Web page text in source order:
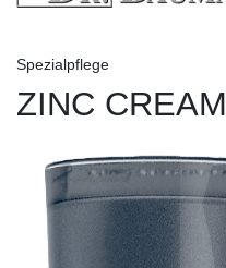
Spezialpflege
ZINC CREAM